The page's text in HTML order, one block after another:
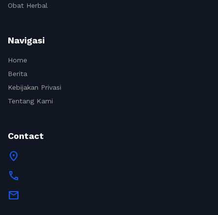
Obat Herbal
Navigasi
Home
Berita
Kebijakan Privasi
Tentang Kami
Contact
location_on
call
mail